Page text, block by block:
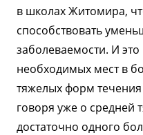
в школах Житомира,
способствовать
заболеваемости. И это
необходимых мест в
тяжелых форм
говоря уже о средней
достаточно одного